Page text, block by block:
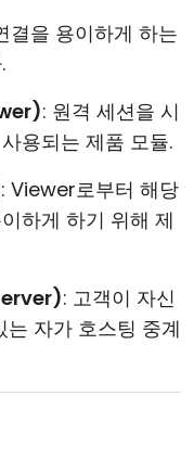
결을 용이하게 하는
: 원격 세션을 시
용되는 제품 모듈.
: Viewer로부터 해당
하게 하기 위해 제
: 고객이 자신
자가 호스팅 중계